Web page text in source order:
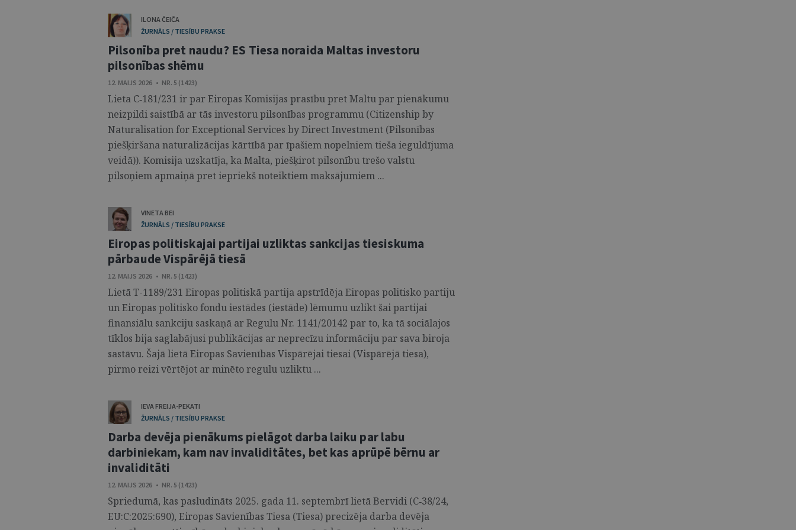
ILONA ČEIČA
ŽURNĀLS / TIESĪBU PRAKSE
Pilsonība pret naudu? ES Tiesa noraida Maltas investoru
pilsonības shēmu
12. MAIJS 2026 • NR. 5 (1423)
Lieta C‑181/231 ir par Eiropas Komisijas prasību pret Maltu par pienākumu
neizpildi saistībā ar tās investoru pilsonības programmu (Citizen­ship by
Naturalisation for Exceptional Services by Direct Investment (Pilsonības
piešķiršana naturalizācijas kārtībā par īpašiem nopelniem tieša ieguldījuma
veidā)). Komisija uzskatīja, ka Malta, piešķirot pilsonību trešo valstu
pilsoņiem apmaiņā pret iepriekš noteiktiem maksājumiem ...
VINETA BEI
ŽURNĀLS / TIESĪBU PRAKSE
Eiropas politiskajai partijai uzliktas sankcijas tiesiskuma
pārbaude Vispārējā tiesā
12. MAIJS 2026 • NR. 5 (1423)
Lietā T-1189/231 Eiropas politiskā partija apstrīdēja Eiropas politisko partiju
un Eiropas politisko fondu iestādes (iestāde) lēmumu uzlikt šai partijai
finansiālu sankciju saskaņā ar Regulu Nr. 1141/20142 par to, ka tā sociālajos
tīklos bija saglabājusi publikācijas ar neprecīzu informāciju par sava biroja
sastāvu. Šajā lietā Eiropas Savienības Vispārējai tiesai (Vispārējā tiesa),
pirmo reizi vērtējot ar minēto regulu uzliktu ...
IEVA FREIJA-PEKATI
ŽURNĀLS / TIESĪBU PRAKSE
Darba devēja pienākums pielāgot darba laiku par labu
darbiniekam, kam nav invaliditātes, bet kas aprūpē bērnu ar
invaliditāti
12. MAIJS 2026 • NR. 5 (1423)
Spriedumā, kas pasludināts 2025. gada 11. septembrī lietā Bervidi (C‑38/24,
EU:C:2025:690), Eiropas Savienības Tiesa (Tiesa) precizēja darba devēja